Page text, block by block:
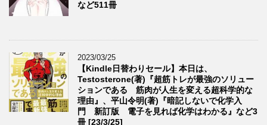
など511冊
2023/03/25
【Kindle日替わりセール】本日は、
Testosterone(著)『超筋トレが最強のソリュー
ションである 筋肉が人生を変える超科学的な
理由』、平山令明(著)『暗記しないで化学入
門 新訂版 電子を見れば化学はわかる』など3
冊 [23/3/25]